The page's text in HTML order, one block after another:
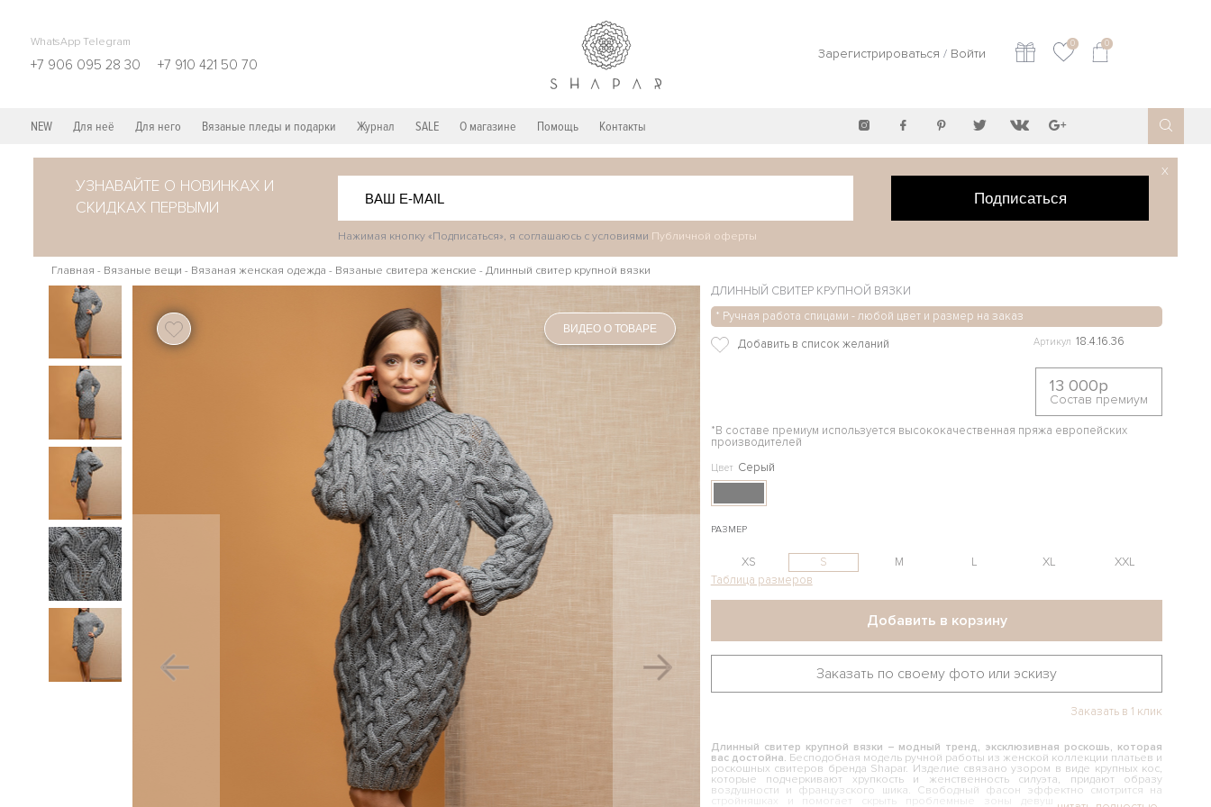
WhatsApp Telegram
+7 906 095 28 30 +7 910 421 50 70
Зарегистрироваться / Войти
0 0
NEW Для неё Для него Вязаные пледы и подарки Журнал SALE О магазине Помощь Контакты
УЗНАВАЙТЕ О НОВИНКАХ И
СКИДКАХ ПЕРВЫМИ
Подписаться
X
Нажимая кнопку «Подписаться», я соглашаюсь с условиями Публичной оферты
Главная - Вязаные вещи - Вязаная женская одежда - Вязаные свитера женские - Длинный свитер крупной вязки
121 ВИДЕО О ТОВАРЕ
ДЛИННЫЙ СВИТЕР КРУПНОЙ ВЯЗКИ
* Ручная работа спицами - любой цвет и размер на заказ
Артикул 18.4.16.36
13 000р
Состав премиум
*В составе премиум используется высококачественная пряжа европейских
производителей
Цвет Серый
РАЗМЕР
XS S M L XL
XXL
Таблица размеров
Добавить в корзину
Заказать по своему фото или эскизу
Заказать в 1 клик
Длинный свитер крупной вязки – модный тренд, эксклюзивная роскошь, которая
вас достойна. Бесподобная модель ручной работы из женской коллекции платьев и
роскошных свитеров бренда Shapar. Изделие связано узором в виде крупных кос,
которые подчеркивают хрупкость и женственность силуэта, придают образу
воздушности и французского шика. Свободный фасон эффектно смотрится на
стройняшках и помогает скрыть проблемные зоны девушкам с роскошными